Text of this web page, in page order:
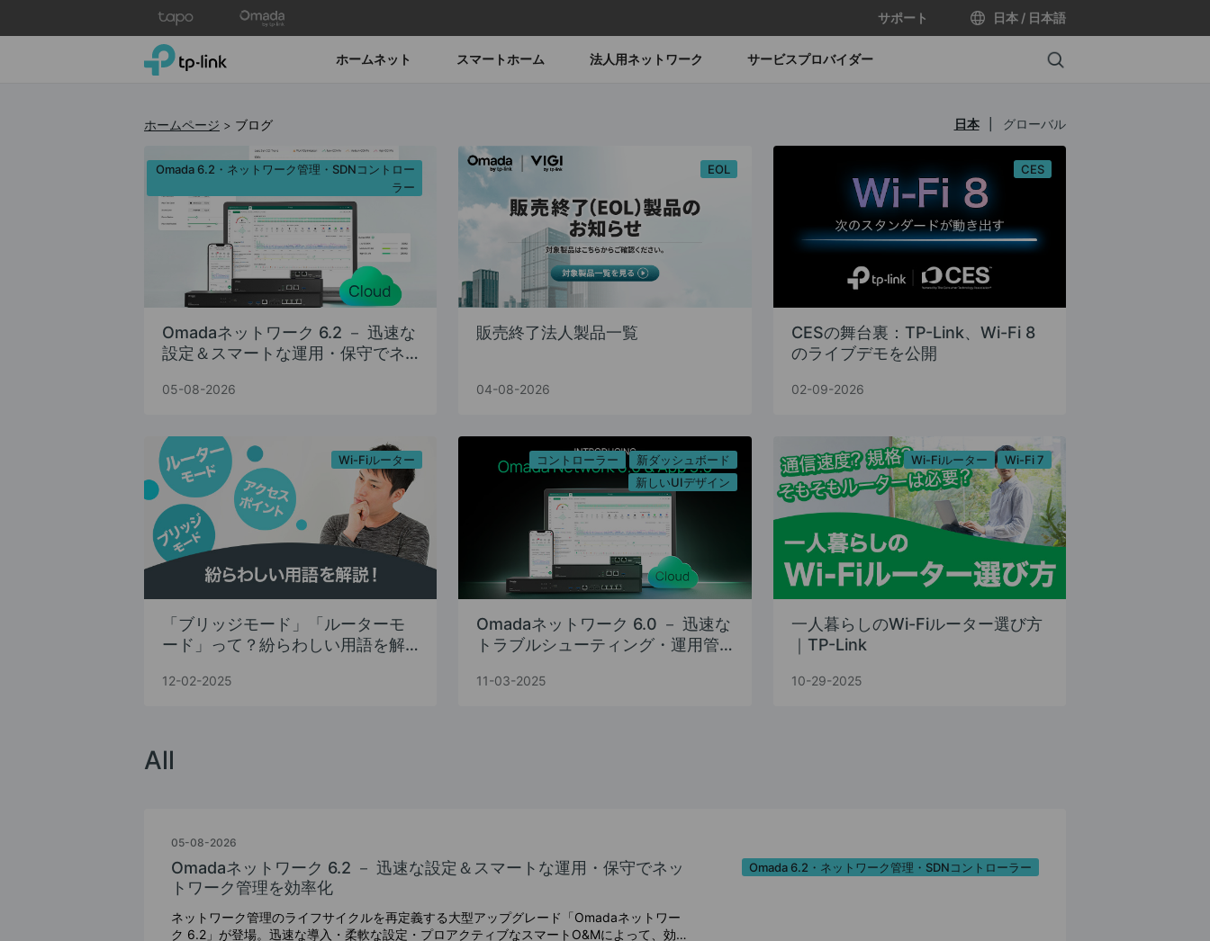
サポート 日本 / 日本語
TP-Link, Reliably Smart ホームネット スマートホーム 法人用ネットワーク サービスプロバイダー Search
日本 グローバル
ホームページ > ブログ
Omada 6.2・ネットワーク管理・SDNコントロー
ラー
Omadaネットワーク 6.2 － 迅速な
設定＆スマートな運用・保守でネ
05-08-2026
EOL
販売終了法人製品一覧
04-08-2026
CES
CESの舞台裏：TP-Link、Wi-Fi 8
のライブデモを公開
02-09-2026
Wi-Fiルーター
「ブリッジモード」「ルーターモ
ード」って？紛らわしい用語を解
12-02-2025
コントローラー
新ダッシュボード
新しいUIデザイン
Omadaネットワーク 6.0 － 迅速な
トラブルシューティング・運用管
シュボード
11-03-2025
Wi-Fiルーター Wi-Fi 7
一人暮らしのWi-Fiルーター選び方
｜TP-Link
10-29-2025
All
Omada 6.2・ネットワーク管理・SDNコントローラー
05-08-2026
Omadaネットワーク 6.2 － 迅速な設定＆スマートな運用・保守でネッ
トワーク管理を効率化
ネットワーク管理のライフサイクルを再定義する大型アップグレード「Omadaネットワー
ク 6.2」が登場。迅速な導入・柔軟な設定・プロアクティブなスマートO&Mによって、効